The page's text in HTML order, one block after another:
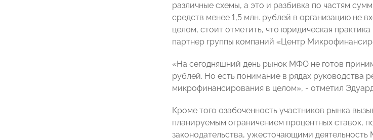
различные схемы, а это и разбивка по частям
средств менее 1,5 млн. рублей в организацию не
целом, стоит отметить, что юридическая
партнер группы компаний «Центр
«На сегодняшний день рынок МФО не готов
рублей. Но есть понимание в рядах руководства
микрофинансирования в целом», - отметил
Кроме того озабоченность участников рынка
планируемым ограничением процентных ставок,
законодательства, ужесточающими